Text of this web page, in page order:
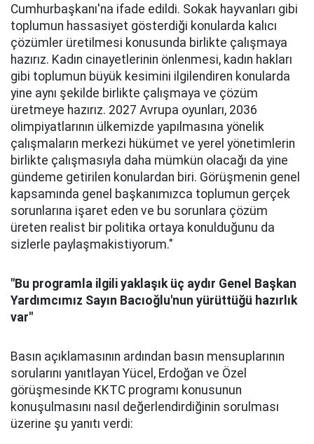
Cumhurbaşkanı'na ifade edildi. Sokak hayvanları gibi
toplumun hassasiyet gösterdiği konularda kalıcı
çözümler üretilmesi konusunda birlikte çalışmaya
hazırız. Kadın cinayetlerinin önlenmesi, kadın hakları
gibi toplumun büyük kesimini ilgilendiren konularda
yine aynı şekilde birlikte çalışmaya ve çözüm
üretmeye hazırız. 2027 Avrupa oyunları, 2036
olimpiyatlarının ülkemizde yapılmasına yönelik
çalışmaların merkezi hükümet ve yerel yönetimlerin
birlikte çalışmasıyla daha mümkün olacağı da yine
gündeme getirilen konulardan biri. Görüşmenin genel
kapsamında genel başkanımızca toplumun gerçek
sorunlarına işaret eden ve bu sorunlara çözüm
üreten realist bir politika ortaya konulduğunu da
sizlerle paylaşmakistiyorum."
"Bu programla ilgili yaklaşık üç aydır Genel Başkan
Yardımcımız Sayın Bacıoğlu'nun yürüttüğü hazırlık
var"
Basın açıklamasının ardından basın mensuplarının
sorularını yanıtlayan Yücel, Erdoğan ve Özel
görüşmesinde KKTC programı konusunun
konuşulmasını nasıl değerlendirdiğinin sorulması
üzerine şu yanıtı verdi: